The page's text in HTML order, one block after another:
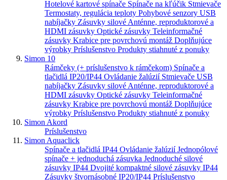
Hotelové kartové spínače Spínače na kľúčik Stmievače
Termostaty, regulácia teploty Pohybové senzory USB
nabíjačky Zásuvky silové Anténne, reproduktorové a
HDMI zásuvky Optické zásuvky Teleinformačné
zásuvky Krabice pre povrchovú montáž Doplňujúce
výrobky Príslušenstvo Produkty stiahnuté z ponuky
Simon 10
Rámčeky (+ príslušenstvo k rámčekom) Spínače a
tlačidlá IP20/IP44 Ovládanie žalúzií Stmievače USB
nabíjačky Zásuvky silové Anténne, reproduktorové a
HDMI zásuvky Optické zásuvky Teleinformačné
zásuvky Krabice pre povrchovú montáž Doplňujúce
výrobky Príslušenstvo Produkty stiahnuté z ponuky
Simon Akord
Príslušenstvo
Simon Aquaclick
Spínače a tlačidlá IP44 Ovládanie žalúziíJednopólové
spínače + jednoduchá zásuvka Jednoduché silové
zásuvky IP44 Dvojité kompaktné silové zásuvky IP44
Zásuvky štvornásobné IP20/IP44 Príslušenstvo